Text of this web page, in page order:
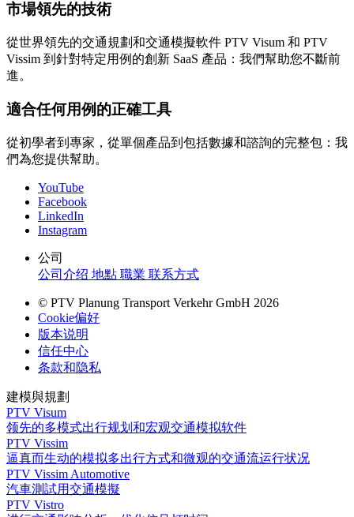
市場領先的技術
從世界領先的交通規劃和交通模擬軟件 PTV Visum 和 PTV
Vissim 到針對特定用例的創新 SaaS 產品：我們幫助您不斷前
進。
適合任何用例的正確工具
從初學者到專家，從單個產品到包括數據和諮詢的完整包：我
們為您提供幫助。
YouTube
Facebook
LinkedIn
Instagram
公司
公司介绍 地點 職業 联系方式
© PTV Planung Transport Verkehr GmbH 2026
Cookie偏好
版本说明
信任中心
条款和隐私
建模與規劃
PTV Visum
领先的多模式出行规划和宏观交通模拟软件
PTV Vissim
逼真而生动的模拟多出行方式和微观的交通流运行状况
PTV Vissim Automotive
汽車測試用交通模擬
PTV Vistro